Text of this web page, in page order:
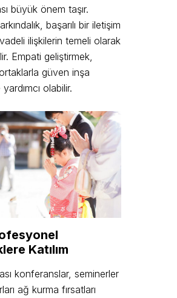
büyük önem taşır.
başarılı bir iletişim
ilişkilerin temeli olarak
Empati geliştirmek,
güven inşa
olabilir.
Katılım
konferanslar, seminerler
ağ kurma fırsatları